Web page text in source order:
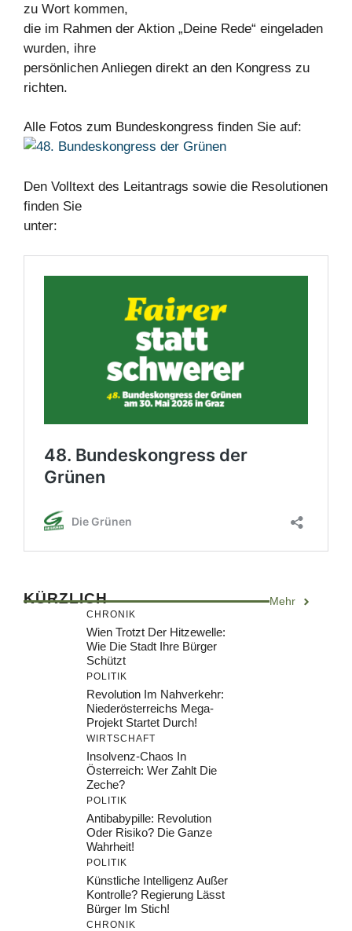
zu Wort kommen,
die im Rahmen der Aktion „Deine Rede“ eingeladen
wurden, ihre
persönlichen Anliegen direkt an den Kongress zu
richten.
Alle Fotos zum Bundeskongress finden Sie auf:
Den Volltext des Leitantrags sowie die Resolutionen
finden Sie
unter:
KÜRZLICH Mehr
CHRONIK
Wien Trotzt Der Hitzewelle:
Wie Die Stadt Ihre Bürger
Schützt
POLITIK
Revolution Im Nahverkehr:
Niederösterreichs Mega-
Projekt Startet Durch!
WIRTSCHAFT
Insolvenz-Chaos In
Österreich: Wer Zahlt Die
Zeche?
POLITIK
Antibabypille: Revolution
Oder Risiko? Die Ganze
Wahrheit!
POLITIK
Künstliche Intelligenz Außer
Kontrolle? Regierung Lässt
Bürger Im Stich!
CHRONIK